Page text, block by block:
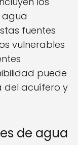
agua
fuentes
vulnerables
puede
del acuífero y
de agua